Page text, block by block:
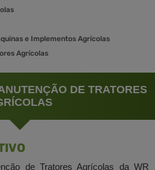
e Implementos Agrícolas
Agrícolas
DE TRATORES
de Tratores Agrícolas da WR